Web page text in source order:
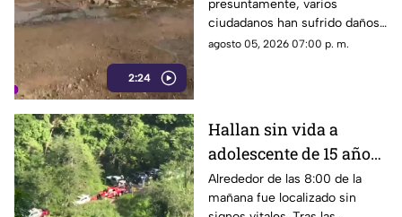
2:24
vecinos de
Prolongación
Meridiano
presuntamente, varios
ciudadanos han sufrido daños
en sus vehículos e incluso
recientes lluvias.
agosto 05, 2026 07:00 p. m.
Hallan sin vida a
adolescente de 15 años
tras tres días de
búsqueda en la
Alrededor de las 8:00 de la
mañana fue localizado sin